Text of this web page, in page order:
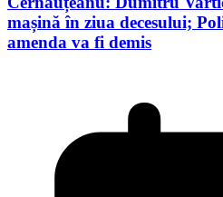
mașină în ziua decesului;
amenda va fi demis